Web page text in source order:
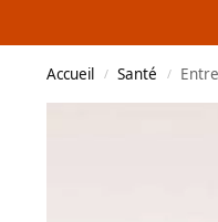
Accueil / Santé /